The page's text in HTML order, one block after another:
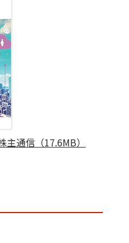
主通信（17.6MB）